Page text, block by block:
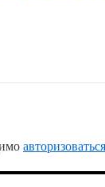
авторизоваться